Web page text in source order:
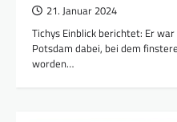
21. Januar 2024
Tichys Einblick berichtet: Er
Potsdam dabei, bei dem
worden…